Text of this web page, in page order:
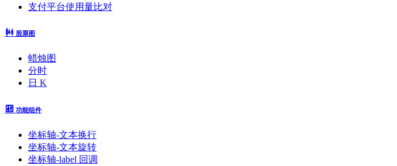
支付平台使用量比对
股票图
蜡烛图
分时
日 K
功能组件
坐标轴-文本换行
坐标轴-文本旋转
坐标轴-label 回调